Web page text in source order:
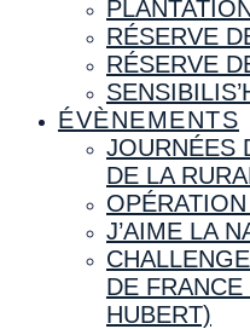
RÉSERVE
RÉSERVE
ÉVÈNEMENTS
JOURNÉES
DE LA
J’AIME LA
DE
HUBERT)